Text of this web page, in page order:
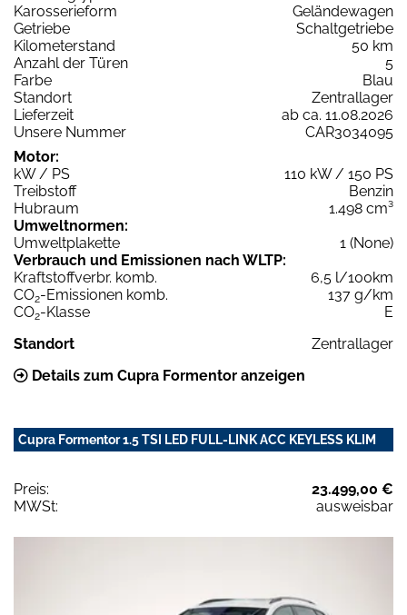
Karosserieform
Geländewagen
Getriebe
Schaltgetriebe
Kilometerstand
50 km
Anzahl der Türen
5
Farbe
Blau
Standort
Zentrallager
Lieferzeit
ab ca. 11.08.2026
Unsere Nummer
CAR3034095
Motor:
kW / PS
110 kW / 150 PS
Treibstoff
Benzin
Hubraum
1.498 cm³
Umweltnormen:
Umweltplakette
1 (None)
Verbrauch und Emissionen nach WLTP:
Kraftstoffverbr. komb.
6,5 l/100km
CO2-Emissionen komb.
137 g/km
CO2-Klasse
E
Standort
Zentrallager
Details zum Cupra Formentor anzeigen
Cupra Formentor 1.5 TSI LED FULL-LINK ACC KEYLESS KLIM
Preis:
23.499,00 €
MWSt:
ausweisbar